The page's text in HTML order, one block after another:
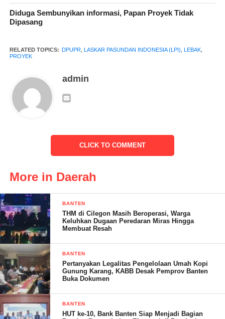
Lanjut dia, PT. Lambok Ulina adalah Perusahaan yang disebut
sebut menjadi pemenang tender pada pengadaan proyek tersebut,
Seperti mulai dari tahun 2019 sampai dengan 2022, yang mana
dari PT. tersebut sampai sempat ada yang ditetapkan sebagai
tersangka pada sebuah pengadaan di wilayah Jambi.terangnya
Dimana, lanjut Rohmat, Direktur berinisial JS tersebut dinvonis
miliyar lebih di Pengadilan Tipikor jambi atas keterlibatan
korupsi pada pembangunan Auditorium Serbaguna UIN STS
Jambi pada tahun 2018 dan di tetapkan tersangka serta dilakukan
penangkapan pada 2019 pada saat yang bersangkutan
melaksanakan pekerjaan proyek di Sudin SDA Jakarta
Utara.ungkapnya
Maka dengan hal itu, LPI menilai ada sebuah kejanggalan pada
proses lelang yang mana jelas perusahaan tersebut tidak sehat
apalagi dengan histori seperti itu.
Diduga Sembunyikan informasi, Papan Proyek Tidak
Dipasang
RELATED TOPICS: DPUPR, LASKAR PASUNDAN INDONESIA (LPI) LEBAK,
PROYEK
admin
CLICK TO COMMENT
More in Daerah
BANTEN
THM di Cilegon Masih Beroperasi, Warga
Keluhkan Dugaan Peredaran Miras Hingga
Membuat Resah
BANTEN
Pertanyakan Legalitas Pengelolaan Umah Kopi
Gunung Karang, KABB Desak Pemprov Banten
Buka Dokumen
BANTEN
HUT ke-10, Bank Banten Siap Menjadi Bagian